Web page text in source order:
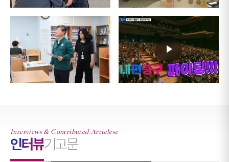
Interviews & Contributed Articlese
인터뷰기고문